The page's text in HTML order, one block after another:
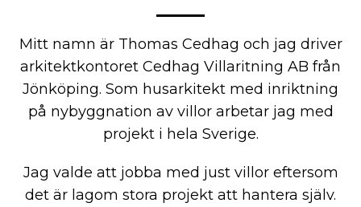
Mitt namn är Thomas Cedhag och jag driver
arkitektkontoret Cedhag Villaritning AB från
Jönköping. Som husarkitekt med inriktning
på nybyggnation av villor arbetar jag med
projekt i hela Sverige.
Jag valde att jobba med just villor eftersom
det är lagom stora projekt att hantera själv.